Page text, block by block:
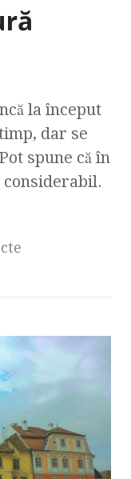
la început
dar se
spune că în
considerabil.